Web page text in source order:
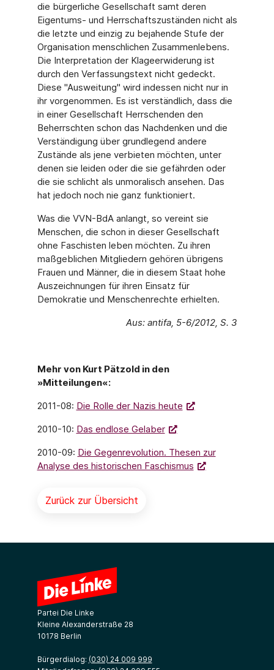
die bürgerliche Gesellschaft samt deren
Eigentums- und Herrschaftszuständen nicht als
die letzte und einzig zu bejahende Stufe der
Organisation menschlichen Zusammenlebens.
Die Interpretation der Klageerwiderung ist
durch den Verfassungstext nicht gedeckt.
Diese "Ausweitung" wird indessen nicht nur in
ihr vorgenommen. Es ist verständlich, dass die
in einer Gesellschaft Herrschenden den
Beherrschten schon das Nachdenken und die
Verständigung über grundlegend andere
Zustände als jene verbieten möchten, unter
denen sie leiden oder die sie gefährden oder
die sie schlicht als unmoralisch ansehen. Das
hat jedoch noch nie ganz funktioniert.
Was die VVN-BdA anlangt, so vereint sie
Menschen, die schon in dieser Gesellschaft
ohne Faschisten leben möchten. Zu ihren
maßgeblichen Mitgliedern gehören übrigens
Frauen und Männer, die in diesem Staat hohe
Auszeichnungen für ihren Einsatz für
Demokratie und Menschenrechte erhielten.
Aus: antifa, 5-6/2012, S. 3
Mehr von Kurt Pätzold in den
»Mitteilungen«:
2011-08: Die Rolle der Nazis heute
2010-10: Das endlose Gelaber
2010-09: Die Gegenrevolution. Thesen zur
Analyse des historischen Faschismus
Zurück zur Übersicht
Partei Die Linke
Kleine Alexanderstraße 28
10178 Berlin
Bürgerdialog: (030) 24 009 999